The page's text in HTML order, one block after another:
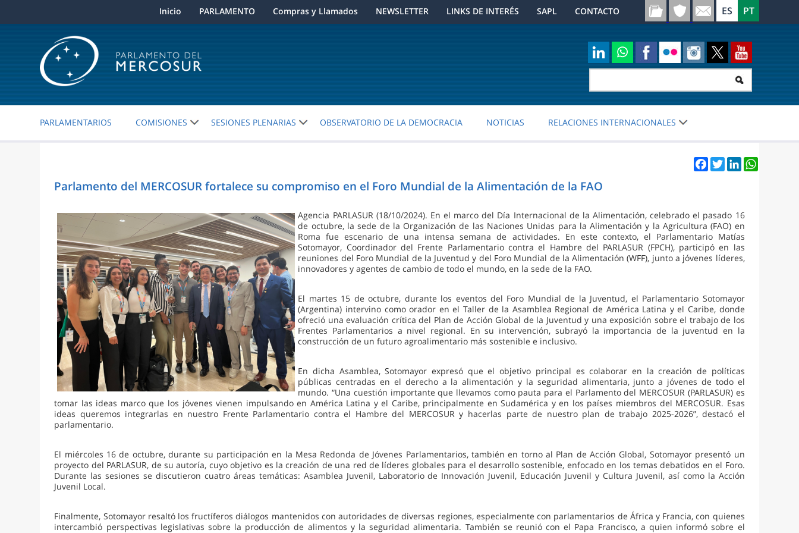
Inicio PARLAMENTO Compras y Llamados NEWSLETTER LINKS DE INTERÉS SAPL CONTACTO
PARLAMENTARIOS COMISIONES SESIONES PLENARIAS OBSERVATORIO DE LA DEMOCRACIA NOTICIAS RELACIONES INTERNACIONALES
Facebook
TwitterLinkedInWhatsApp
Parlamento del MERCOSUR fortalece su compromiso en el Foro Mundial de la Alimentación de la FAO
Agencia PARLASUR (18/10/2024). En el marco del Día Internacional de la Alimentación, celebrado el pasado 16
de octubre, la sede de la Organización de las Naciones Unidas para la Alimentación y la Agricultura (FAO) en
Roma fue escenario de una intensa semana de actividades. En este contexto, el Parlamentario Matías
Sotomayor, Coordinador del Frente Parlamentario contra el Hambre del PARLASUR (FPCH), participó en las
reuniones del Foro Mundial de la Juventud y del Foro Mundial de la Alimentación (WFF), junto a jóvenes líderes,
innovadores y agentes de cambio de todo el mundo, en la sede de la FAO.
El martes 15 de octubre, durante los eventos del Foro Mundial de la Juventud, el Parlamentario Sotomayor
(Argentina) intervino como orador en el Taller de la Asamblea Regional de América Latina y el Caribe, donde
ofreció una evaluación crítica del Plan de Acción Global de la Juventud y una exposición sobre el trabajo de los
Frentes Parlamentarios a nivel regional. En su intervención, subrayó la importancia de la juventud en la
construcción de un futuro agroalimentario más sostenible e inclusivo.
En dicha Asamblea, Sotomayor expresó que el objetivo principal es colaborar en la creación de políticas
públicas centradas en el derecho a la alimentación y la seguridad alimentaria, junto a jóvenes de todo el
mundo. “Una cuestión importante que llevamos como pauta para el Parlamento del MERCOSUR (PARLASUR) es
tomar las ideas marco que los jóvenes vienen impulsando en América Latina y el Caribe, principalmente en Sudamérica y en los países miembros del MERCOSUR. Esas
ideas queremos integrarlas en nuestro Frente Parlamentario contra el Hambre del MERCOSUR y hacerlas parte de nuestro plan de trabajo 2025-2026”, destacó el
parlamentario.
El miércoles 16 de octubre, durante su participación en la Mesa Redonda de Jóvenes Parlamentarios, también en torno al Plan de Acción Global, Sotomayor presentó un
proyecto del PARLASUR, de su autoría, cuyo objetivo es la creación de una red de líderes globales para el desarrollo sostenible, enfocado en los temas debatidos en el Foro.
Durante las sesiones se discutieron cuatro áreas temáticas: Asamblea Juvenil, Laboratorio de Innovación Juvenil, Educación Juvenil y Cultura Juvenil, así como la Acción
Juvenil Local.
Finalmente, Sotomayor resaltó los fructíferos diálogos mantenidos con autoridades de diversas regiones, especialmente con parlamentarios de África y Francia, con quienes
intercambió perspectivas legislativas sobre la producción de alimentos y la seguridad alimentaria. También se reunió con el Papa Francisco, a quien informó sobre el